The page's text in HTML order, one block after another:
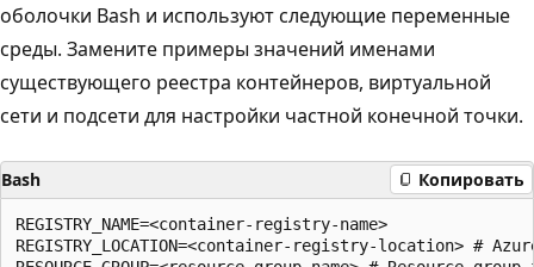
оболочки Bash и используют следующие переменные
среды. Замените примеры значений именами
существующего реестра контейнеров, виртуальной
сети и подсети для настройки частной конечной точки.
Bash Копировать
REGISTRY_NAME=<container-registry-name>
REGISTRY_LOCATION=<container-registry-location> #